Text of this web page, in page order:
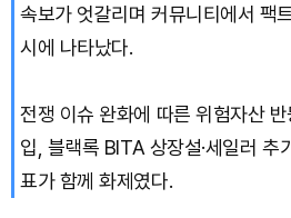
속보가 엇갈리며 커뮤니티에서 팩
시에 나타났다.
전쟁 이슈 완화에 따른 위험자산
입, 블랙록 BITA 상장설·세일러 추
표가 함께 화제였다.